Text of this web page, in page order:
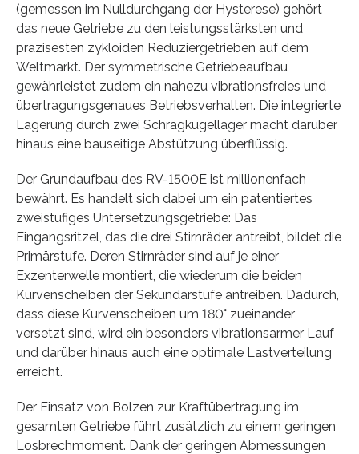
(gemessen im Nulldurchgang der Hysterese) gehört
das neue Getriebe zu den leistungsstärksten und
präzisesten zykloiden Reduziergetrieben auf dem
Weltmarkt. Der symmetrische Getriebeaufbau
gewährleistet zudem ein nahezu vibrationsfreies und
übertragungsgenaues Betriebsverhalten. Die integrierte
Lagerung durch zwei Schrägkugellager macht darüber
hinaus eine bauseitige Abstützung überflüssig.
Der Grundaufbau des RV-1500E ist millionenfach
bewährt. Es handelt sich dabei um ein patentiertes
zweistufiges Untersetzungsgetriebe: Das
Eingangsritzel, das die drei Stirnräder antreibt, bildet die
Primärstufe. Deren Stirnräder sind auf je einer
Exzenterwelle montiert, die wiederum die beiden
Kurvenscheiben der Sekundärstufe antreiben. Dadurch,
dass diese Kurvenscheiben um 180° zueinander
versetzt sind, wird ein besonders vibrationsarmer Lauf
und darüber hinaus auch eine optimale Lastverteilung
erreicht.
Der Einsatz von Bolzen zur Kraftübertragung im
gesamten Getriebe führt zusätzlich zu einem geringen
Losbrechmoment. Dank der geringen Abmessungen